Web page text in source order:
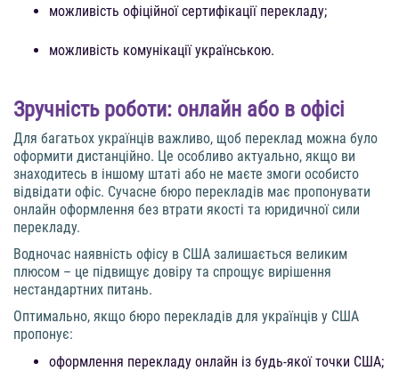
можливість офіційної сертифікації перекладу;
можливість комунікації українською.
Зручність роботи: онлайн або в офісі
Для багатьох українців важливо, щоб переклад можна було
оформити дистанційно. Це особливо актуально, якщо ви
знаходитесь в іншому штаті або не маєте змоги особисто
відвідати офіс. Сучасне бюро перекладів має пропонувати
онлайн оформлення без втрати якості та юридичної сили
перекладу.
Водночас наявність офісу в США залишається великим
плюсом – це підвищує довіру та спрощує вирішення
нестандартних питань.
Оптимально, якщо бюро перекладів для українців у США
пропонує:
оформлення перекладу онлайн із будь-якої точки США;